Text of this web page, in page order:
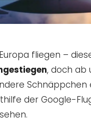
fliegen –
, doch ab
der Google-